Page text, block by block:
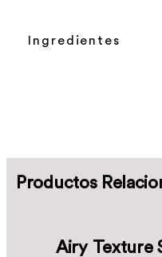
Ingredientes
Productos
Airy Texture